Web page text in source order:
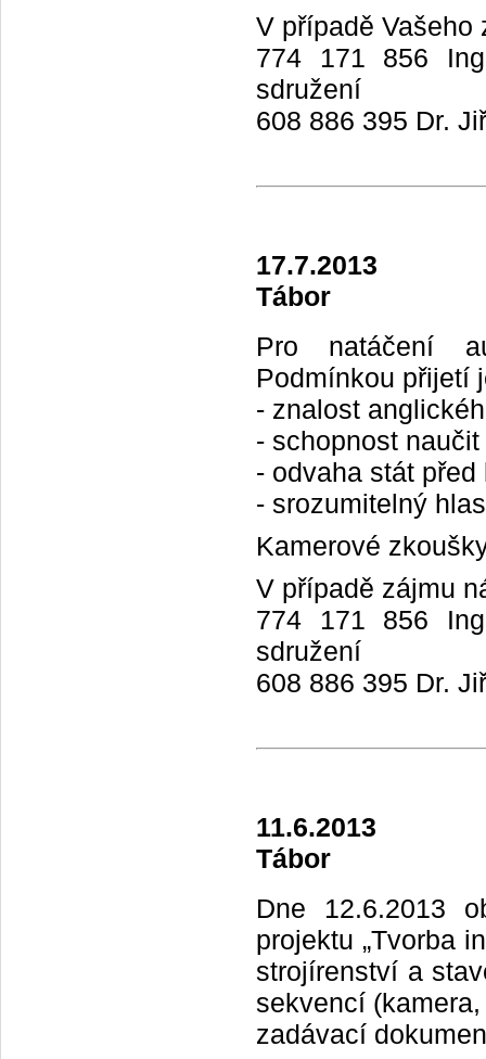
V případě Vašeho
774 171 856
sdružení
608 886 395 Dr.
17.7.2013
Tábor
Pro natáčení
Podmínkou přijetí
- znalost
- schopnost
- odvaha stát před
- srozumitelný
Kamerové
V případě zájmu
774 171 856
sdružení
608 886 395 Dr.
11.6.2013
Tábor
Dne 12.6.2013
projektu „Tvorba
strojírenství a
sekvencí
zadávací